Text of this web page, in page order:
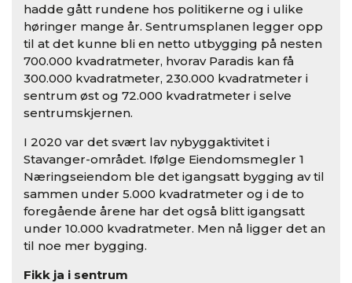
hadde gått rundene hos politikerne og i ulike
høringer mange år. Sentrumsplanen legger opp
til at det kunne bli en netto utbygging på nesten
700.000 kvadratmeter, hvorav Paradis kan få
300.000 kvadratmeter, 230.000 kvadratmeter i
sentrum øst og 72.000 kvadratmeter i selve
sentrumskjernen.
I 2020 var det svært lav nybyggaktivitet i
Stavanger-området. Ifølge Eiendomsmegler 1
Næringseiendom ble det igangsatt bygging av til
sammen under 5.000 kvadratmeter og i de to
foregående årene har det også blitt igangsatt
under 10.000 kvadratmeter. Men nå ligger det an
til noe mer bygging.
Fikk ja i sentrum